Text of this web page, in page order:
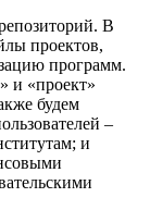
В
проектов,
программ.
и «проект»
будем
–
и